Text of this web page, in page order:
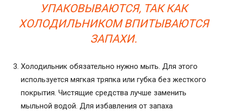
УПАКОВЫВАЮТСЯ, ТАК КАК
ХОЛОДИЛЬНИКОМ ВПИТЫВАЮТСЯ
ЗАПАХИ.
Холодильник обязательно нужно мыть. Для этого
используется мягкая тряпка или губка без жесткого
покрытия. Чистящие средства лучше заменить
мыльной водой. Для избавления от запаха